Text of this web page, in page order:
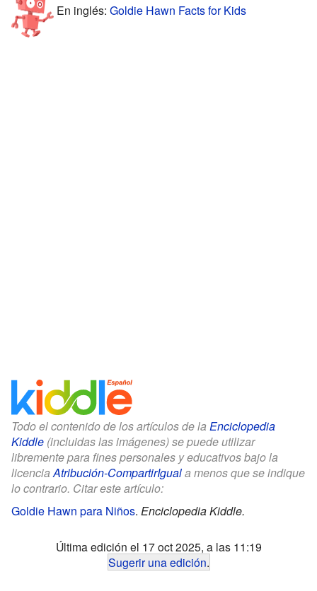
En inglés: Goldie Hawn Facts for Kids
Todo el contenido de los artículos de la Enciclopedia
Kiddle (incluidas las imágenes) se puede utilizar
libremente para fines personales y educativos bajo la
licenciaAtribución-CompartirIguala menos que se indique
lo contrario. Citar este artículo:
Goldie Hawn para Niños. Enciclopedia Kiddle.
Última edición el 17 oct 2025, a las 11:19
Sugerir una edición.